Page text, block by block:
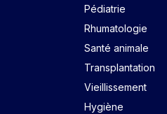
Pédiatrie
Rhumatologie
Santé animale
Transplantation
Vieillissement
Hygiène